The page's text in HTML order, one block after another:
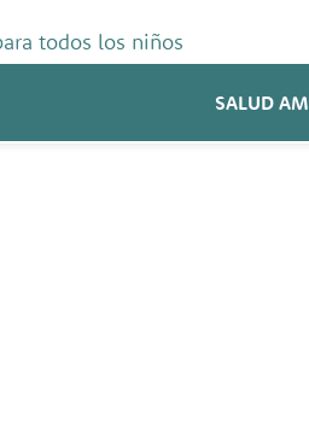
todos los niños
SALUD